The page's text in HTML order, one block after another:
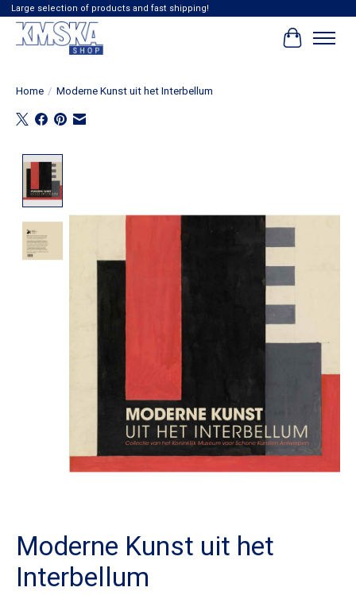
Large selection of products and fast shipping!
Cart
Home / Moderne Kunst uit het Interbellum
Moderne Kunst uit het
Interbellum